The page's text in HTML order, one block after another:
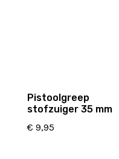
Pistoolgreep
stofzuiger 35 mm
€ 9,95